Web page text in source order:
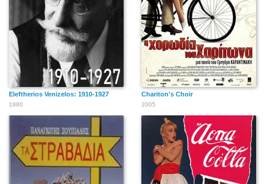
Eleftherios Venizelos: 1910-1927
1980
Chariton's Choir
2005